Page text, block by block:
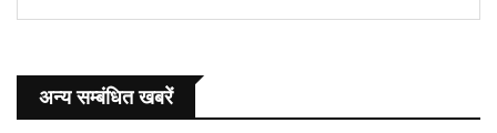
अन्य सम्बंधित खबरें